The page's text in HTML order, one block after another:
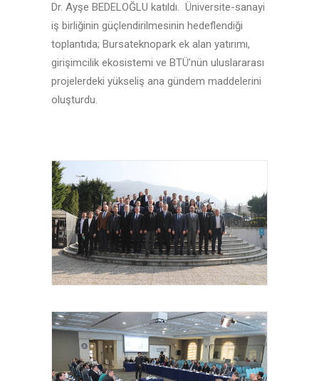
Dr. Ayşe BEDELOĞLU katıldı. Üniversite-sanayi
iş birliğinin güçlendirilmesinin hedeflendiği
toplantıda; Bursateknopark ek alan yatırımı,
girişimcilik ekosistemi ve BTÜ’nün uluslararası
projelerdeki yükseliş ana gündem maddelerini
oluşturdu.